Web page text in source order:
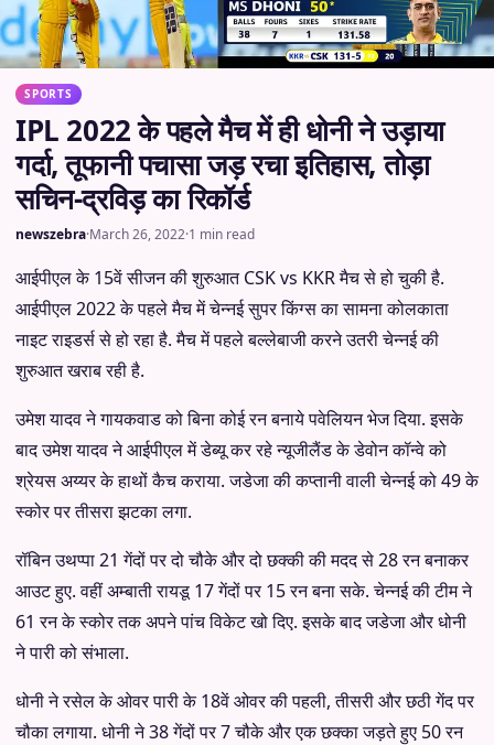
SPORTS
IPL 2022 के पहले मैच में ही धोनी ने उड़ाया
गर्दा, तूफानी पचासा जड़ रचा इतिहास, तोड़ा
सचिन-द्रविड़ का रिकॉर्ड
newszebra·March 26, 2022·1 min read
आईपीएल के 15वें सीजन की शुरुआत CSK vs KKR मैच से हो चुकी है.
आईपीएल 2022 के पहले मैच में चेन्नई सुपर किंग्स का सामना कोलकाता
नाइट राइडर्स से हो रहा है. मैच में पहले बल्लेबाजी करने उतरी चेन्नई की
शुरुआत खराब रही है.
उमेश यादव ने गायकवाड को बिना कोई रन बनाये पवेलियन भेज दिया. इसके
बाद उमेश यादव ने आईपीएल में डेब्यू कर रहे न्यूजीलैंड के डेवोन कॉन्वे को
श्रेयस अय्यर के हाथों कैच कराया. जडेजा की कप्तानी वाली चेन्नई को 49 के
स्कोर पर तीसरा झटका लगा.
रॉबिन उथप्पा 21 गेंदों पर दो चौके और दो छक्की की मदद से 28 रन बनाकर
आउट हुए. वहीं अम्बाती रायडू 17 गेंदों पर 15 रन बना सके. चेन्नई की टीम ने
61 रन के स्कोर तक अपने पांच विकेट खो दिए. इसके बाद जडेजा और धोनी
ने पारी को संभाला.
धोनी ने रसेल के ओवर पारी के 18वें ओवर की पहली, तीसरी और छठी गेंद पर
चौका लगाया. धोनी ने 38 गेंदों पर 7 चौके और एक छक्का जड़ते हुए 50 रन